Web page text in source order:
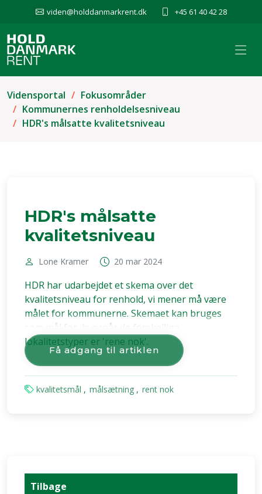
viden@holddanmarkrent.dk +45 61 40 42 28
Vidensportal
Fokusområder
Kommunernes renholdelsesniveau
HDR's målsatte kvalitetsniveau
HDR's målsatte
kvalitetsniveau
Lone Kramer 20 mar 2024
HDR har udarbejdet et skema over det
kvalitetsniveau for renhold, vi mener må være
målet for kommunerne. Skemaet kan bruges
som mål for, hvornår de forskellige
lokalitetstyper er 'rene nok'.
Få adgang til artiklen
kvalitetsmål målsætning rent nok
Tilbage